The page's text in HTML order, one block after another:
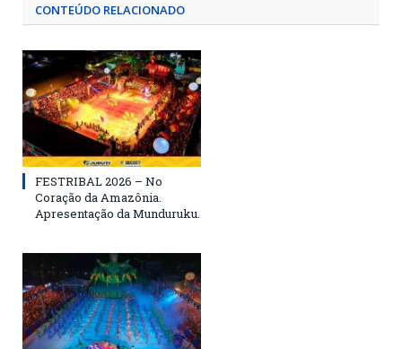
CONTEÚDO RELACIONADO
FESTRIBAL 2026 – No
Coração da Amazônia.
Apresentação da Munduruku.